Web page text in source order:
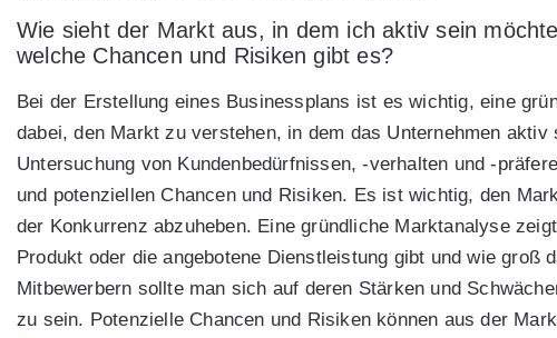
Wie sieht der Markt aus, in dem ich aktiv sein
welche Chancen und Risiken gibt es?
Bei der Erstellung eines Businessplans ist es wichtig, eine
dabei, den Markt zu verstehen, in dem das Unternehmen
Untersuchung von Kundenbedürfnissen, -verhalten und -
und potenziellen Chancen und Risiken. Es ist wichtig, den
der Konkurrenz abzuheben. Eine gründliche Marktanalyse
Produkt oder die angebotene Dienstleistung gibt und wie
Mitbewerbern sollte man sich auf deren Stärken und
zu sein. Potenzielle Chancen und Risiken können aus der